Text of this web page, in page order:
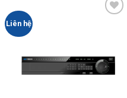
Liên hệ